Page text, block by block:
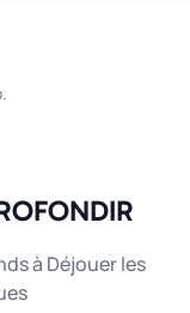
à Déjouer les